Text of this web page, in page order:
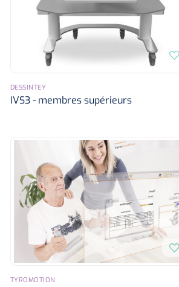
DESSINTEY
IVS3 - membres supérieurs
TYROMOTION